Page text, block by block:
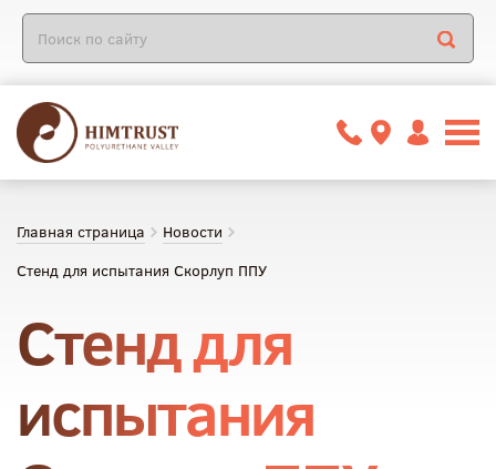
Главная страница
Новости
Стенд для испытания Скорлуп ППУ
Стенд для
испытания